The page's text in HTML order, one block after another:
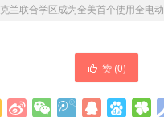
克兰联合学区成为全美首个使用全电
赞 (0)